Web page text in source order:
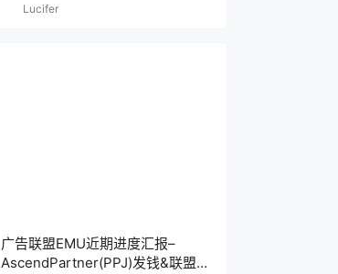
Lucifer
广告联盟EMU近期进度汇报–
AscendPartner(PPJ)发钱&联盟账